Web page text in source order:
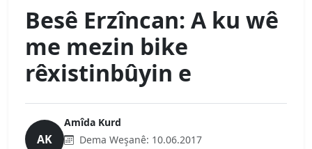
Besê Erzîncan: A ku wê
me mezin bike
rêxistinbûyin e
AK
Amîda Kurd
Dema Weşanê: 10.06.2017